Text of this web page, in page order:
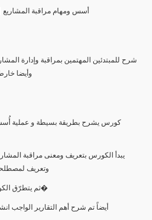
Foundations of Projects Control | أسس ومهام مراقبة المشاريع
شرح للمبتدئين المهتمين بمراقبة وإدارة
وأيضا
كورس يشرح بطريقة بسيطة و عملية أُسس
يبدأ الكورس بتعريف ومعنى مراقبة
وتعريف
ثم يتطرّق الكورس للجزء الأساسي و هوا شرح لمها�
أيضاً تم شرح أهم التقارير الواجب